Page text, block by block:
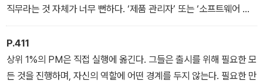
직무라는 것 자체가 너무 뻔하다. ‘제품 관리자’ 또는 ‘소프트웨어 개
발자’가 무슨 일을 하는지 모르는 사람이 있을까?
P.411
상위 1%의 PM은 직접 실행에 옮긴다. 그들은 출시를 위해 필요한 모
든 것을 진행하며, 자신의 역할에 어떤 경계를 두지 않는다. 필요한 만